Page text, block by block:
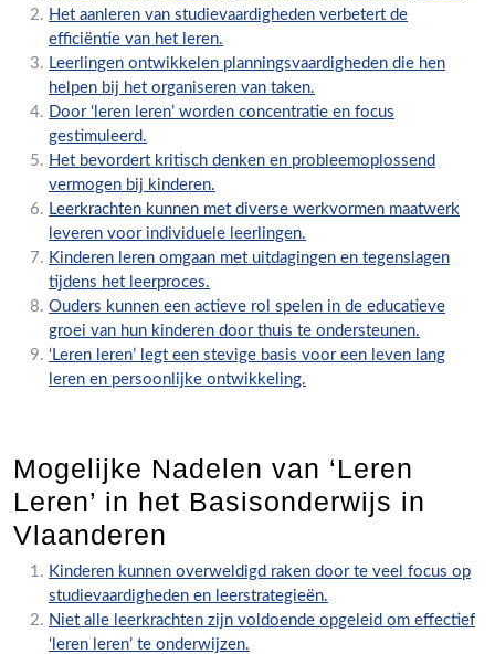
Het aanleren van studievaardigheden verbetert de
efficiëntie van het leren.
Leerlingen ontwikkelen planningsvaardigheden die hen
helpen bij het organiseren van taken.
Door ‘leren leren’ worden concentratie en focus
gestimuleerd.
Het bevordert kritisch denken en probleemoplossend
vermogen bij kinderen.
Leerkrachten kunnen met diverse werkvormen maatwerk
leveren voor individuele leerlingen.
Kinderen leren omgaan met uitdagingen en tegenslagen
tijdens het leerproces.
Ouders kunnen een actieve rol spelen in de educatieve
groei van hun kinderen door thuis te ondersteunen.
‘Leren leren’ legt een stevige basis voor een leven lang
leren en persoonlijke ontwikkeling.
Mogelijke Nadelen van ‘Leren
Leren’ in het Basisonderwijs in
Vlaanderen
Kinderen kunnen overweldigd raken door te veel focus op
studievaardigheden en leerstrategieën.
Niet alle leerkrachten zijn voldoende opgeleid om effectief
‘leren leren’ te onderwijzen.